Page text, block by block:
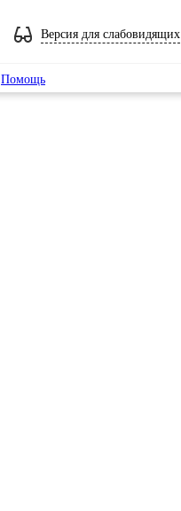
Версия для слабовидящих
Помощь